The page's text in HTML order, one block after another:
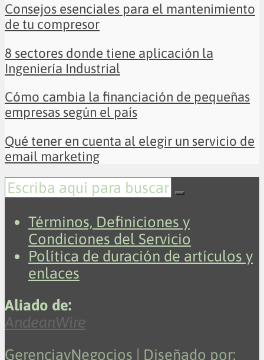
Consejos esenciales para el mantenimiento
de tu compresor
8 sectores donde tiene aplicación la
Ingeniería Industrial
Cómo cambia la financiación de pequeñas
empresas según el país
Qué tener en cuenta al elegir un servicio de
email marketing
Términos, Definiciones y
Condiciones del Servicio
Política de duración de artículos y
enlaces
Aliado de:
AndeanWire
GerenciayNegocios | Diseñado por: